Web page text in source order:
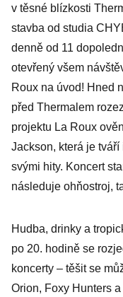
v těsné blízkosti
stavba od studia
denně od 11
otevřený všem
Roux na úvod! Hned
před Thermalem
projektu La Roux
Jackson, která je
svými hity. Koncert
následuje ohňostroj,
Hudba, drinky a
po 20. hodině se
koncerty – těšit se
Orion, Foxy Hunters